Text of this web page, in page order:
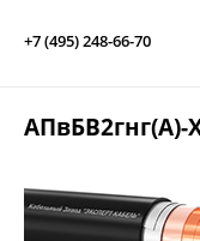
+7 (495) 248-66-70
АПвБВ2гнг(А)-